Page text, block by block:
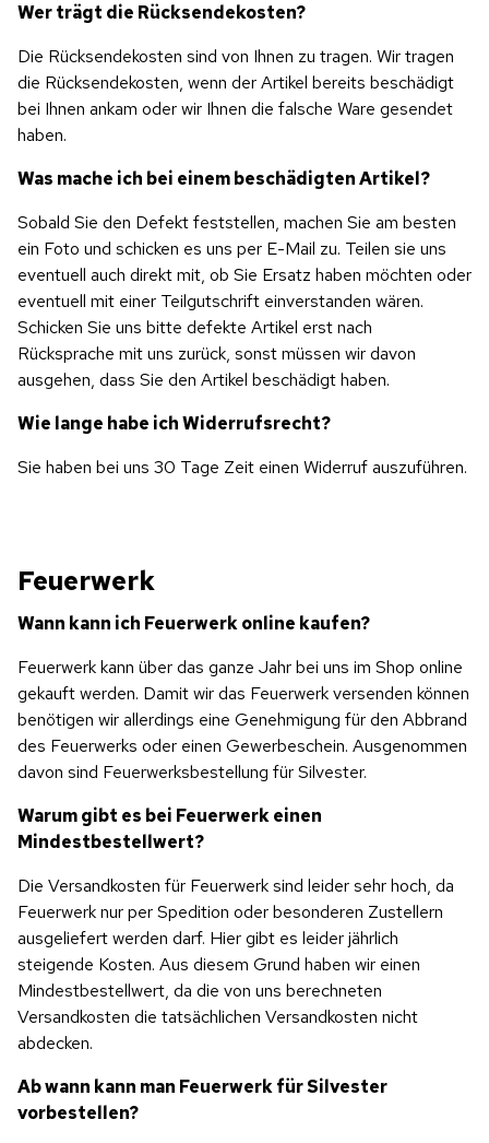
Wer trägt die Rücksendekosten?
Die Rücksendekosten sind von Ihnen zu tragen. Wir tragen
die Rücksendekosten, wenn der Artikel bereits beschädigt
bei Ihnen ankam oder wir Ihnen die falsche Ware gesendet
haben.
Was mache ich bei einem beschädigten Artikel?
Sobald Sie den Defekt feststellen, machen Sie am besten
ein Foto und schicken es uns per E-Mail zu. Teilen sie uns
eventuell auch direkt mit, ob Sie Ersatz haben möchten oder
eventuell mit einer Teilgutschrift einverstanden wären.
Schicken Sie uns bitte defekte Artikel erst nach
Rücksprache mit uns zurück, sonst müssen wir davon
ausgehen, dass Sie den Artikel beschädigt haben.
Wie lange habe ich Widerrufsrecht?
Sie haben bei uns 30 Tage Zeit einen Widerruf auszuführen.
Feuerwerk
Wann kann ich Feuerwerk online kaufen?
Feuerwerk kann über das ganze Jahr bei uns im Shop online
gekauft werden. Damit wir das Feuerwerk versenden können
benötigen wir allerdings eine Genehmigung für den Abbrand
des Feuerwerks oder einen Gewerbeschein. Ausgenommen
davon sind Feuerwerksbestellung für Silvester.
Warum gibt es bei Feuerwerk einen
Mindestbestellwert?
Die Versandkosten für Feuerwerk sind leider sehr hoch, da
Feuerwerk nur per Spedition oder besonderen Zustellern
ausgeliefert werden darf. Hier gibt es leider jährlich
steigende Kosten. Aus diesem Grund haben wir einen
Mindestbestellwert, da die von uns berechneten
Versandkosten die tatsächlichen Versandkosten nicht
abdecken.
Ab wann kann man Feuerwerk für Silvester
vorbestellen?